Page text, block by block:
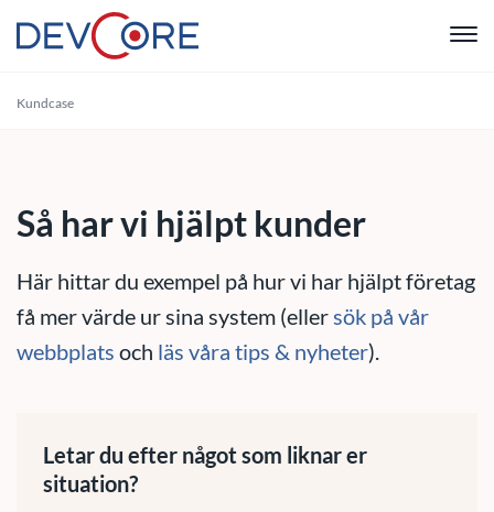
"Kundcase
Så har vi hjälpt kunder
Här hittar du exempel på hur vi har hjälpt företag
få mer värde ur sina system (ellersök på vår
webbplats och läs våra tips & nyheter).
Letar du efter något som liknar er
situation?